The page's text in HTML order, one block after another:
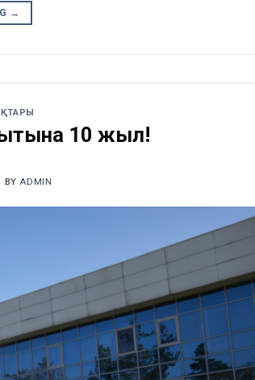
→
10 жыл!
BYADMIN